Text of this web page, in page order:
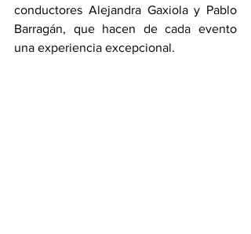
conductores Alejandra Gaxiola y Pablo
Barragán, que hacen de cada evento
una experiencia excepcional.